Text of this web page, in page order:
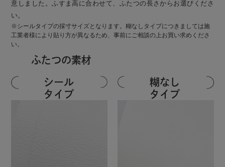
意しました。ふすま高に合わせて、ふたつの長さからお選びくださ
い。
※シールタイプの採寸サイズとなります。糊なしタイプにつきましては施
工業者様により貼り方が異なるため、事前にご相談の上お買い求めくださ
い。
ふたつの素材
シール
タイプ
糊なし
タイプ